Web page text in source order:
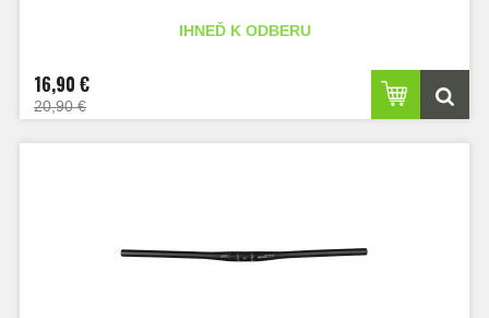
IHNEĎ K ODBERU
16,90 €
20,90 €